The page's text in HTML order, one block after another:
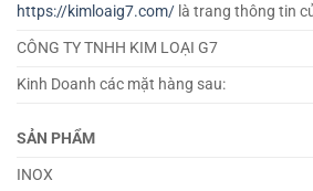
https://kimloaig7.com/ là trang thông tin
CÔNG TY TNHH KIM LOẠI G7
Kinh Doanh các mặt hàng sau:
SẢN PHẨM
INOX